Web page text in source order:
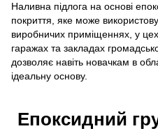
Наливна підлога на основі
покриття, яке може
виробничих приміщеннях, у
гаражах та закладах
дозволяє навіть новачкам в
ідеальну основу.
Епоксидний